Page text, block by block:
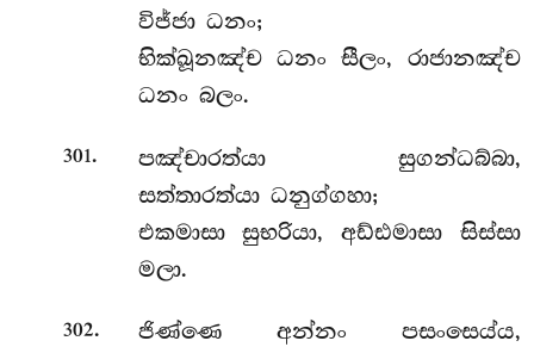
විජ්ජා ධනං;
භික්ඛූනඤ්ච ධනං සීලං, රාජානඤ්ච
ධනං බලං.
301. පඤ්චාරත්යා සුගන්ධබ්බා,
සත්තාරත්යා ධනුග්ගහා;
එකමාසා සුභරියා, අඩ්ඪමාසා සිස්සා
මලා.
302.
ජිණ්ණෙ අන්නං පසංසෙය්ය,